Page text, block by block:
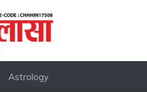
Astrology